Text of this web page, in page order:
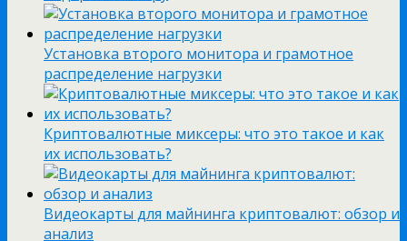
Установка второго монитора и грамотное
распределение нагрузки
Криптовалютные миксеры: что это такое и как
их использовать?
Видеокарты для майнинга криптовалют: обзор и
анализ